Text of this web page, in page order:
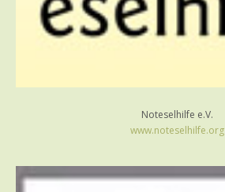
Noteselhilfe e.V.
www.noteselhilfe.org